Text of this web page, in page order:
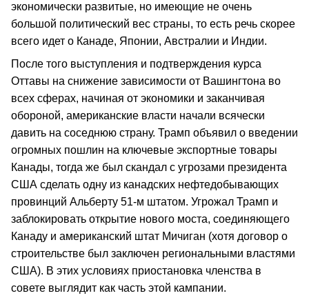
экономически развитые, но имеющие не очень
большой политический вес страны, то есть речь скорее
всего идет о Канаде, Японии, Австралии и Индии.
После того выступления и подтверждения курса
Оттавы на снижение зависимости от Вашингтона во
всех сферах, начиная от экономики и заканчивая
обороной, американские власти начали всячески
давить на соседнюю страну. Трамп объявил о введении
огромных пошлин на ключевые экспортные товары
Канады, тогда же был скандал с угрозами президента
США сделать одну из канадских нефтедобывающих
провинций Альберту 51-м штатом. Угрожал Трамп и
заблокировать открытие нового моста, соединяющего
Канаду и американский штат Мичиган (хотя договор о
строительстве был заключен региональными властями
США). В этих условиях приостановка членства в
совете выглядит как часть этой кампании.